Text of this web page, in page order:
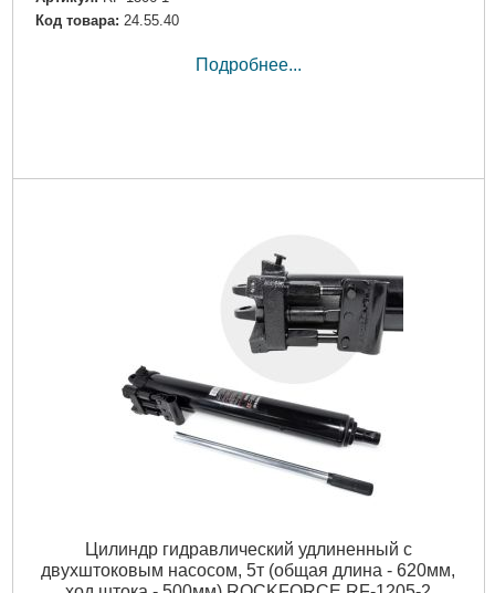
Код товара: 24.55.40
Подробнее...
Цилиндр гидравлический удлиненный с
двухштоковым насосом, 5т (общая длина - 620мм,